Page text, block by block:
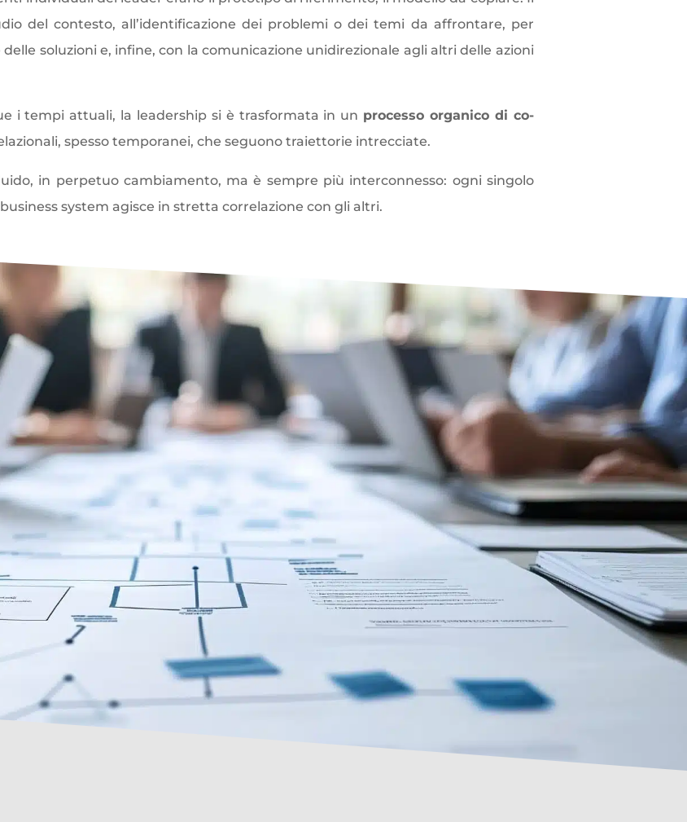
del contesto, all’identificazione dei problemi o dei temi da affrontare, per
soluzioni e, infine, con la comunicazione unidirezionale agli altri delle azioni
i tempi attuali, la leadership si è trasformata in un processo organico di co-
spesso temporanei, che seguono traiettorie intrecciate.
in perpetuo cambiamento, ma è sempre più interconnesso: ogni singolo
system agisce in stretta correlazione con gli altri.